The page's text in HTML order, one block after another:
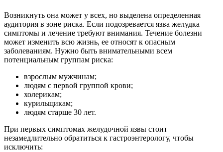
Возникнуть она может у всех, но выделена определенная
аудитория в зоне риска. Если подозревается язва желудка –
симптомы и лечение требуют внимания. Течение болезни
может изменить всю жизнь, ее относят к опасным
заболеваниям. Нужно быть внимательными всем
потенциальным группам риска:
взрослым мужчинам;
людям с первой группой крови;
холерикам;
курильщикам;
людям старше 30 лет.
При первых симптомах желудочной язвы стоит
незамедлительно обратиться к гастроэнтерологу, чтобы
исключить: